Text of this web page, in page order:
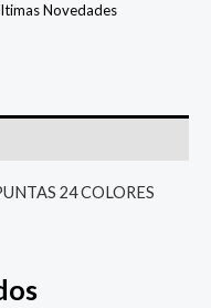
Novedades
24 COLORES